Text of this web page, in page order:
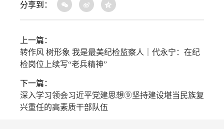
分享到：
上一篇：
转作风 树形象 我是最美纪检监察人｜代永宁：在纪
检岗位上续写“老兵精神”
下一篇：
深入学习领会习近平党建思想⑨坚持建设堪当民族复
兴重任的高素质干部队伍